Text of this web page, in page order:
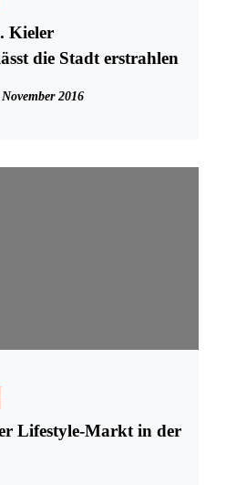
Kieler
die Stadt erstrahlen
2016
Lifestyle-Markt in der